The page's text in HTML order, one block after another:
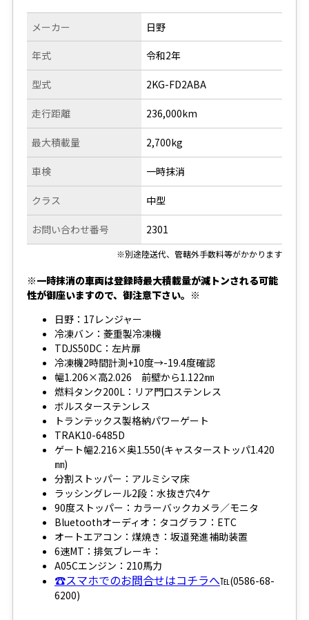
メーカー
年式
型式
走行距離
日野
令和2年
2KG-FD2ABA
236,000km
最大積載量
車検
クラス
お問い合わせ番号
2,700kg
一時抹消
中型
2301
※別途陸送代、管轄外手数料等がかかります
※一時抹消の車両は登録時最大積載量が減トンされる可能
性が御座いますので、御注意下さい。※
日野：17レンジャー
冷凍バン：菱重製冷凍機
TDJS50DC：左片扉
冷凍機2時間計測+10度→-19.4度確認
幅1.206×高2.026 前壁から1.122㎜
燃料タンク200L：リア門口ステンレス
ボルスターステンレス
トランテックス製格納パワーゲート
TRAK10-6485D
ゲート幅2.216×奥1.550(キャスターストッパ1.420
㎜)
分割ストッパー：アルミシマ床
ラッシングレール2段：水抜き穴4ケ
90度ストッパー：カラーバックカメラ／モニタ
Bluetoothオーディオ：タコグラフ：ETC
オートエアコン：煤焼き：坂道発進補助装置
6速MT：排気ブレーキ：
A05Cエンジン：210馬力
☎スマホでのお問合せはコチラへ℡(0586-68-
6200)